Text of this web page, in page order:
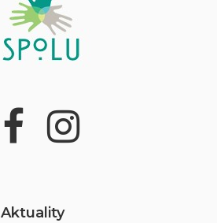
Aktuality